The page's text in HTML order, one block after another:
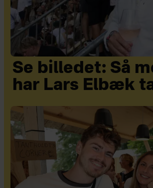
Se billedet: Så
har Lars Elbæk